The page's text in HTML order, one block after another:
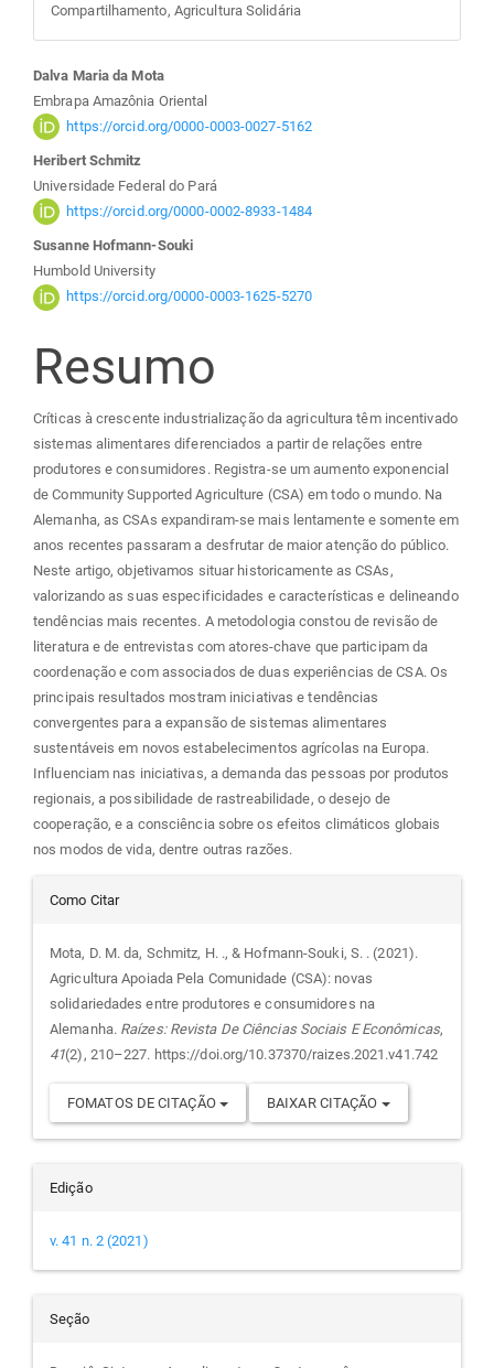
Compartilhamento, Agricultura Solidária
Conteúdo
do
artigo
principal
Dalva Maria da Mota
Embrapa Amazônia Oriental
https://orcid.org/0000-0003-0027-5162
Heribert Schmitz
Universidade Federal do Pará
https://orcid.org/0000-0002-8933-1484
Susanne Hofmann-Souki
Humbold University
https://orcid.org/0000-0003-1625-5270
Resumo
Críticas à crescente industrialização da agricultura têm incentivado
sistemas alimentares diferenciados a partir de relações entre
produtores e consumidores. Registra-se um aumento exponencial
de Community Supported Agriculture (CSA) em todo o mundo. Na
Alemanha, as CSAs expandiram-se mais lentamente e somente em
anos recentes passaram a desfrutar de maior atenção do público.
Neste artigo, objetivamos situar historicamente as CSAs,
valorizando as suas especificidades e características e delineando
tendências mais recentes. A metodologia constou de revisão de
literatura e de entrevistas com atores-chave que participam da
coordenação e com associados de duas experiências de CSA. Os
principais resultados mostram iniciativas e tendências
convergentes para a expansão de sistemas alimentares
sustentáveis em novos estabelecimentos agrícolas na Europa.
Influenciam nas iniciativas, a demanda das pessoas por produtos
regionais, a possibilidade de rastreabilidade, o desejo de
cooperação, e a consciência sobre os efeitos climáticos globais
nos modos de vida, dentre outras razões.
Detalhes
do
artigo
Como Citar
Mota, D. M. da, Schmitz, H. ., & Hofmann-Souki, S. . (2021).
Agricultura Apoiada Pela Comunidade (CSA): novas
solidariedades entre produtores e consumidores na
Alemanha. Raízes: Revista De Ciências Sociais E Econômicas,
41(2), 210–227. https://doi.org/10.37370/raizes.2021.v41.742
FOMATOS DE CITAÇÃO BAIXAR CITAÇÃO
Edição
v. 41 n. 2 (2021)
Seção